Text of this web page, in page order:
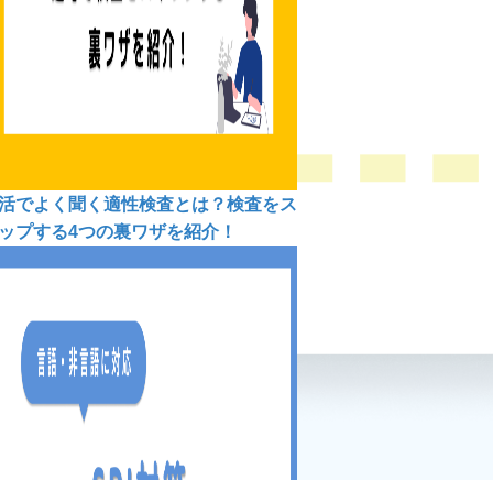
でよく聞く適性検査とは？検査をス
プする4つの裏ワザを紹介！